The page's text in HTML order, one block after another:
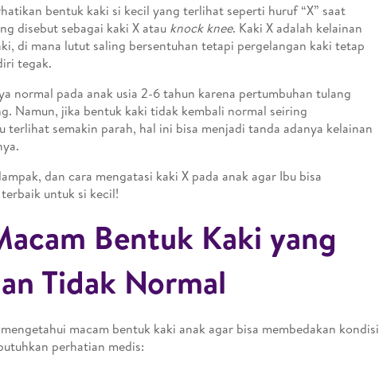
bentuk kaki si kecil yang terlihat seperti huruf “X” saat
disebut sebagai kaki X atau knock knee. Kaki X adalah kelainan
di mana lutut saling bersentuhan tetapi pergelangan kaki tetap
tegak.
normal pada anak usia 2-6 tahun karena pertumbuhan tulang
Namun, jika bentuk kaki tidak kembali normal seiring
terlihat semakin parah, hal ini bisa menjadi tanda adanya kelainan
dan cara mengatasi kaki X pada anak agar Ibu bisa
untuk si kecil!
Bentuk Kaki yang
Tidak Normal
macam bentuk kaki anak agar bisa membedakan kondisi
perhatian medis: